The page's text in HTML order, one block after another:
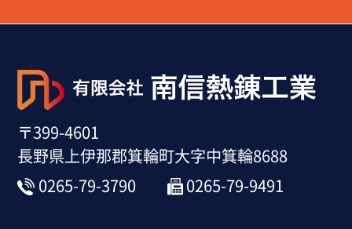
〒399-4601
長野県上伊那郡箕輪町大字中箕輪8688
0265-79-3790
0265-79-9491